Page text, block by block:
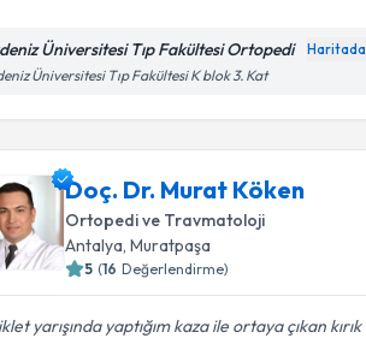
Üniversitesi Tıp Fakültesi Ortopedi
Üniversitesi Tıp Fakültesi K blok 3. Kat
Doç. Dr. Murat Köken
Ortopedi ve Travmatoloji
Antalya, Muratpaşa
5 (16 Değerlendirme)
yarışında yaptığım kaza ile ortaya çıkan